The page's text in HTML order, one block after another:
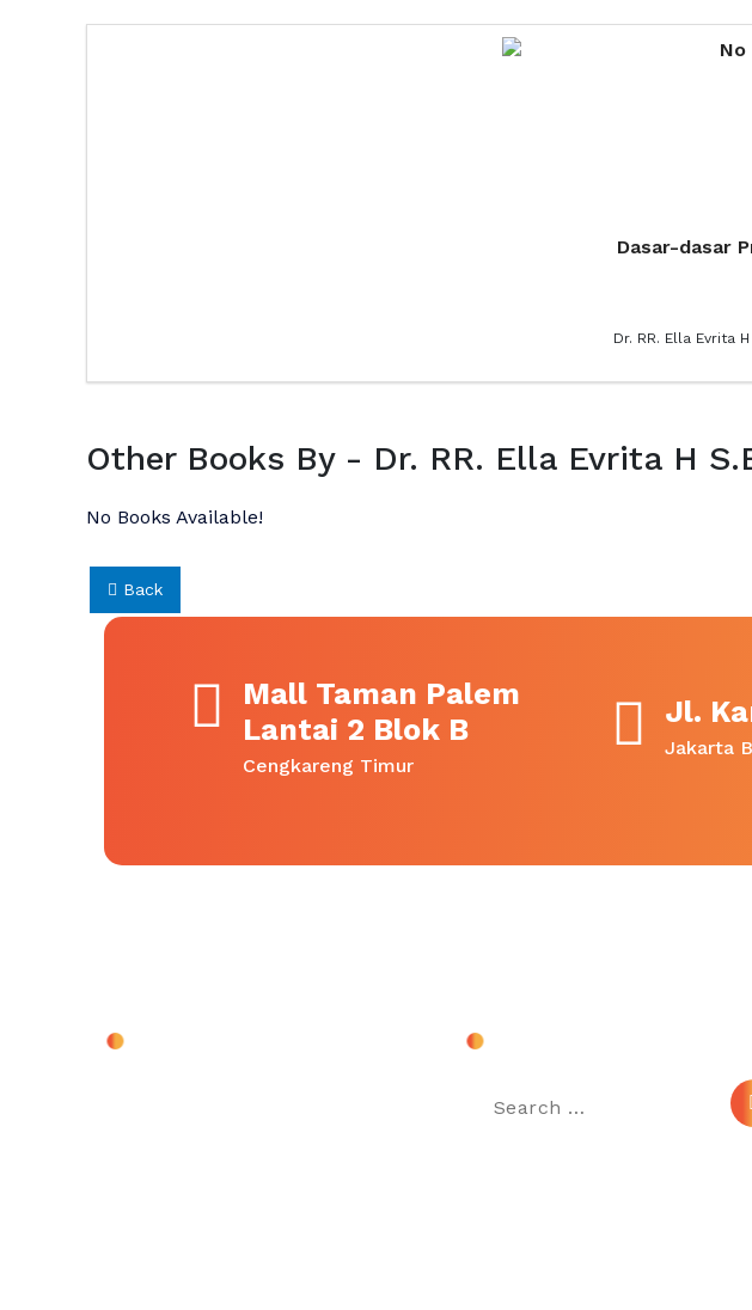
Dasar-dasar
Dr. RR. Ella Evrita
Other Books By - Dr. RR. Ella Evrita H
No Books Available!
Back
Mall Taman Palem
Lantai 2 Blok B
Cengkareng Timur
Jl.
Jakarta
Search